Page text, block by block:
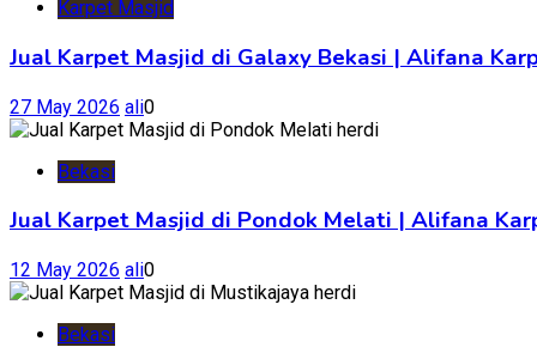
Karpet Masjid
Jual Karpet Masjid di Galaxy Bekasi | Alifana
27 May 2026 ali0
Bekasi
Jual Karpet Masjid di Pondok Melati | Alifana
12 May 2026 ali0
Bekasi